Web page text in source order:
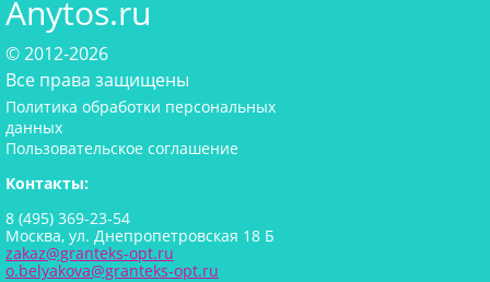
Anytos.ru
© 2012-2026
Все права защищены
Политика обработки персональных
данных
Пользовательское соглашение
Контакты:
8 (495) 369-23-54
Москва, ул. Днепропетровская 18 Б
zakaz@granteks-opt.ru
o.belyakova@granteks-opt.ru